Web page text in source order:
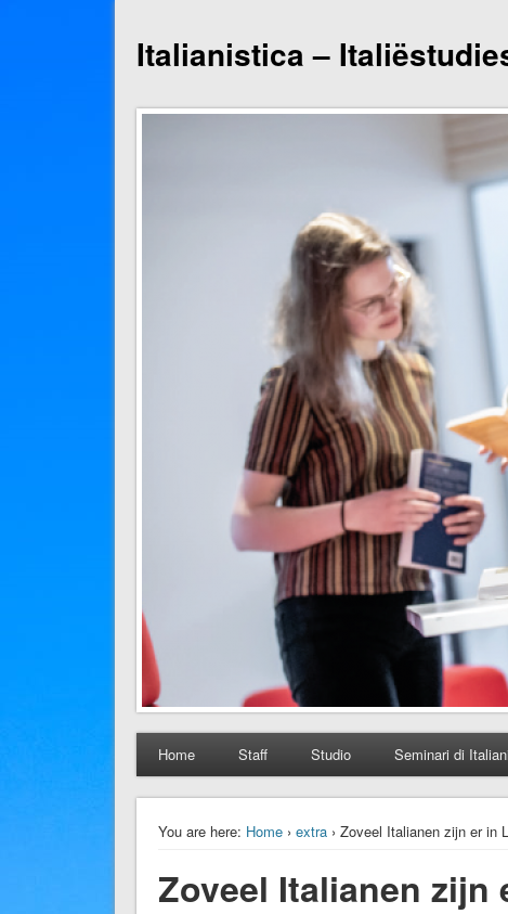
Italianistica –
Home Staff Studio Seminari di
You are here: Home› extra› Zoveel Italianen zijn er in
Zoveel Italianen zijn